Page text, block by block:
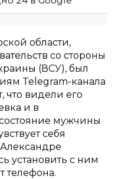
области,
со стороны
(ВСУ), был
Telegram-канала
что видели его
и в
мужчины
себя
установить с ним
телефона.